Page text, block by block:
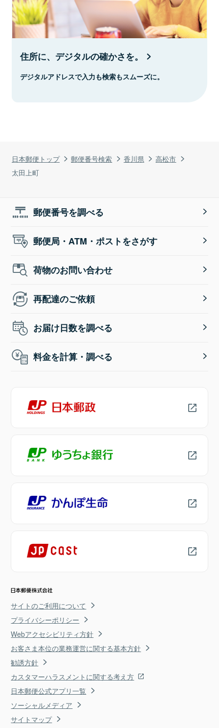
日本郵便トップ 郵便番号検索 香川県
高松市
太田上町
住所に、デジタルの確かさを。
デジタルアドレスで入力も検索もスムーズに。
郵便番号を調べる
郵便局・ATM・ポストをさがす
荷物のお問い合わせ
再配達のご依頼
お届け日数を調べる
料金を計算・調べる
サイトのご利用について
プライバシーポリシー
Webアクセシビリティ方針
お客さま本位の業務運営に関する基本方針
勧誘方針
カスタマーハラスメントに関する考え方
日本郵便公式アプリ一覧
ソーシャルメディア
サイトマップ